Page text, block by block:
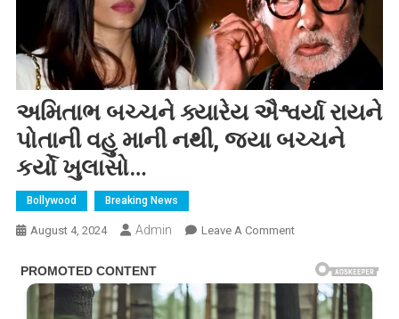
અમિતાભ બચ્ચને ક્યારેય ઐશ્વર્યા રાયને
પોતાની વહુ માની નથી, જયા બચ્ચને
કર્યો ખુલાસો…
Bollywood Breaking News
August 4, 2024 Admin Leave A CommentOn
બચ્ચને
ક્યારેય
ઐશ્વર્યા